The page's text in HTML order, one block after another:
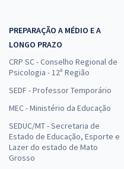
PREPARAÇÃO A MÉDIO E A
LONGO PRAZO
CRP SC - Conselho Regional de
Psicologia - 12ª Região
SEDF - Professor Temporário
MEC - Ministério da Educação
SEDUC/MT - Secretaria de
Estado de Educação, Esporte e
Lazer do estado de Mato
Grosso